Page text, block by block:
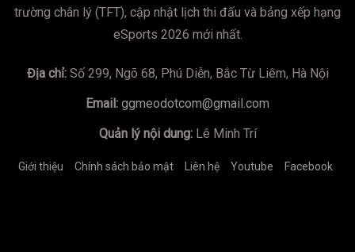
trường chân lý (TFT), cập nhật lịch thi đấu và bảng xếp hạng
eSports 2026 mới nhất.
Địa chỉ:Số 299, Ngõ 68, Phú Diễn, Bắc Từ Liêm, Hà Nội
Email: ggmeodotcom@gmail.com
Quản lý nội dung:Lê Minh Trí
Giới thiệu Chính sách bảo mật Liên hệ Youtube Facebook